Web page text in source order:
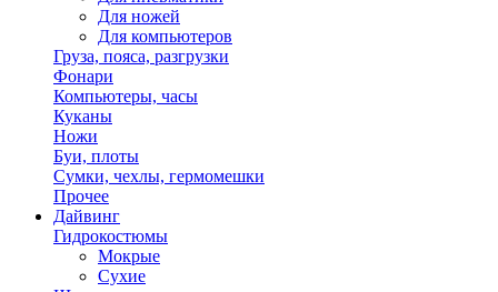
Для ножей
Для компьютеров
Груза, пояса, разгрузки
Фонари
Компьютеры, часы
Куканы
Ножи
Буи, плоты
Сумки, чехлы, гермомешки
Прочее
Дайвинг
Гидрокостюмы
Мокрые
Сухие